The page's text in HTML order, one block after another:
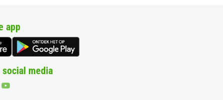
app
media